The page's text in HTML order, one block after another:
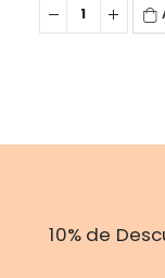
10% de